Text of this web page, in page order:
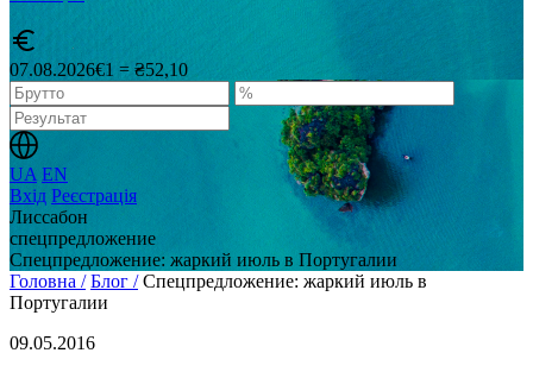
07.08.2026€1 = ₴52,10
UA EN
Вхід Реєстрація
Лиссабон
спецпредложение
Спецпредложение: жаркий июль в Португалии
Головна / Блог / Спецпредложение: жаркий июль в
Португалии
09.05.2016